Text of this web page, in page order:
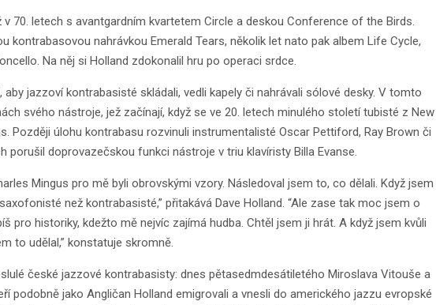
70. letech s avantgardním kvartetem Circle a deskou Conference of the Birds.
kontrabasovou nahrávkou Emerald Tears, několik let nato pak albem Life Cycle,
Na něj si Holland zdokonalil hru po operaci srdce.
jazzoví kontrabasisté skládali, vedli kapely či nahrávali sólové desky. V tomto
svého nástroje, jež začínají, když se ve 20. letech minulého století tubisté z New
Později úlohu kontrabasu rozvinuli instrumentalisté Oscar Pettiford, Ray Brown či
porušil doprovazečskou funkci nástroje v triu klavíristy Billa Evanse.
Mingus pro mě byli obrovskými vzory. Následoval jsem to, co dělali. Když jsem
než kontrabasisté,” přitakává Dave Holland. “Ale zase tak moc jsem o
pro historiky, kdežto mě nejvíc zajímá hudba. Chtěl jsem ji hrát. A když jsem kvůli
to udělal,” konstatuje skromně.
české jazzové kontrabasisty: dnes pětasedmdesátiletého Miroslava Vitouše a
podobně jako Angličan Holland emigrovali a vnesli do amerického jazzu evropské